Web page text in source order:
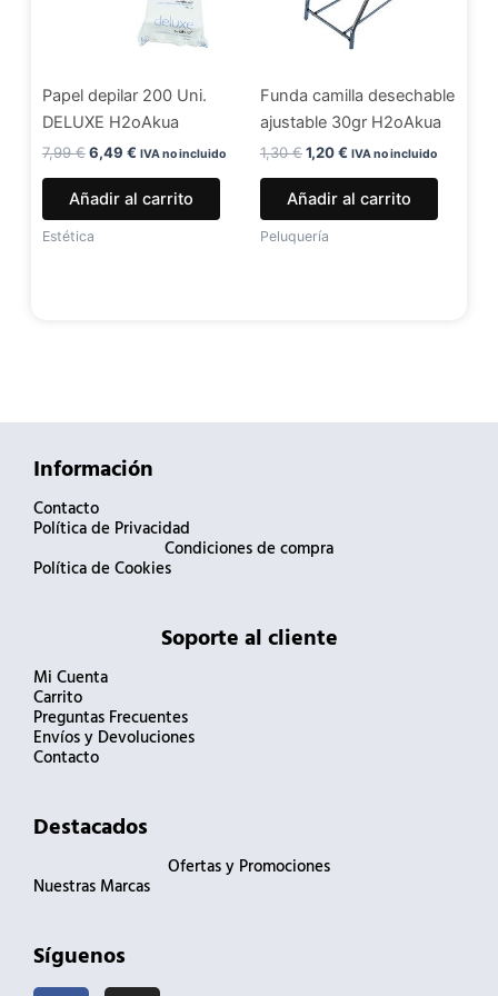
Papel depilar 200 Uni.
DELUXE H2oAkua
7,99€6,49 € IVA no incluido
Añadir al carrito
Estética
Funda camilla desechable
ajustable 30gr H2oAkua
1,30€1,20€ IVA no incluido
Añadir al carrito
Peluquería
Información
Contacto
Política de Privacidad
Condiciones de compra
Política de Cookies
Soporte al cliente
Mi Cuenta
Carrito
Preguntas Frecuentes
Envíos y Devoluciones
Contacto
Destacados
Ofertas y Promociones
Nuestras Marcas
Síguenos